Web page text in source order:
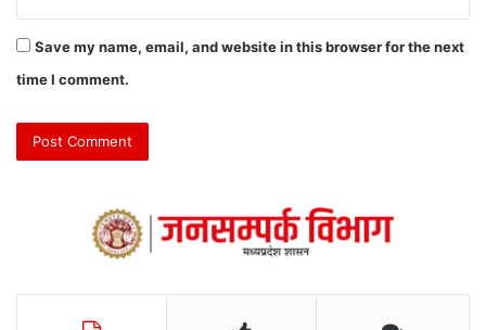
Save my name, email, and website in this browser for the next
time I comment.